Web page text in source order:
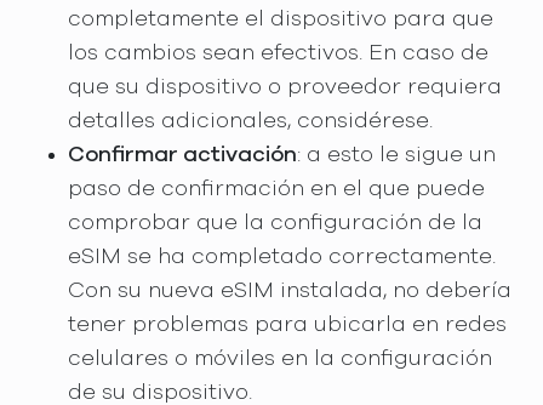
completamente el dispositivo para que
los cambios sean efectivos. En caso de
que su dispositivo o proveedor requiera
detalles adicionales, considérese.
Confirmar activación: a esto le sigue un
paso de confirmación en el que puede
comprobar que la configuración de la
eSIM se ha completado correctamente.
Con su nueva eSIM instalada, no debería
tener problemas para ubicarla en redes
celulares o móviles en la configuración
de su dispositivo.